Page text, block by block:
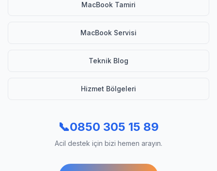
MacBook Tamiri
MacBook Servisi
Teknik Blog
Hizmet Bölgeleri
📞0850 305 15 89
Acil destek için bizi hemen arayın.